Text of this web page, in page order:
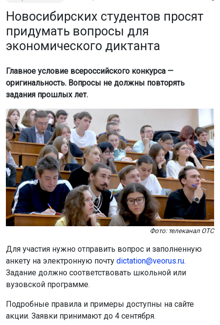
Новосибирских студентов просят
придумать вопросы для
экономического диктанта
Главное условие всероссийского конкурса —
оригинальность. Вопросы не должны повторять
задания прошлых лет.
Фото: телеканал ОТС
Для участия нужно отправить вопрос и заполненную
анкету на электронную почту dictation@veorus.ru.
Задание должно соответствовать школьной или
вузовской программе.
Подробные правила и примеры доступны на сайте
акции. Заявки принимают до 4 сентября.